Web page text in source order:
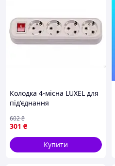
Колодка 4-місна LUXEL для
під'єднання
А 220 В з АБС-пластику
301 ₴
602₴
Купити